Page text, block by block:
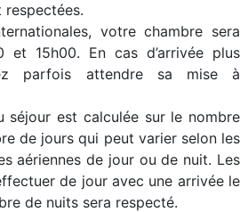
votre chambre sera
et 15h00. En cas d’arrivée plus
parfois attendre sa mise à
séjour est calculée sur le nombre
de jours qui peut varier selon les
aériennes de jour ou de nuit. Les
de jour avec une arrivée le
de nuits sera respecté.